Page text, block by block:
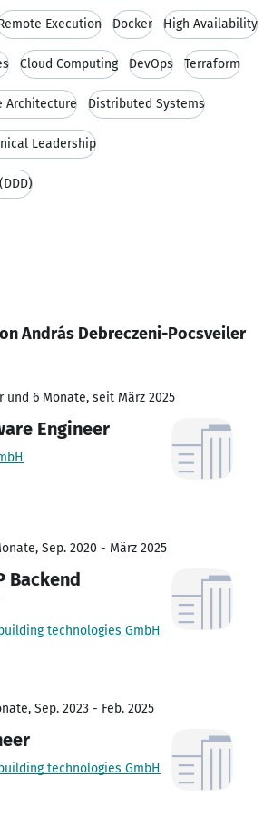
Execution Docker High Availability
Cloud Computing DevOps Terraform
Architecture Distributed Systems
Leadership
András Debreczeni-Pocsveiler
und 6 Monate, seit März 2025
Engineer
Sep. 2020 - März 2025
Backend
technologies GmbH
Sep. 2023 - Feb. 2025
technologies GmbH